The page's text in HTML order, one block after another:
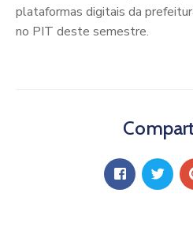
plataformas digitais da
no PIT deste semestre.